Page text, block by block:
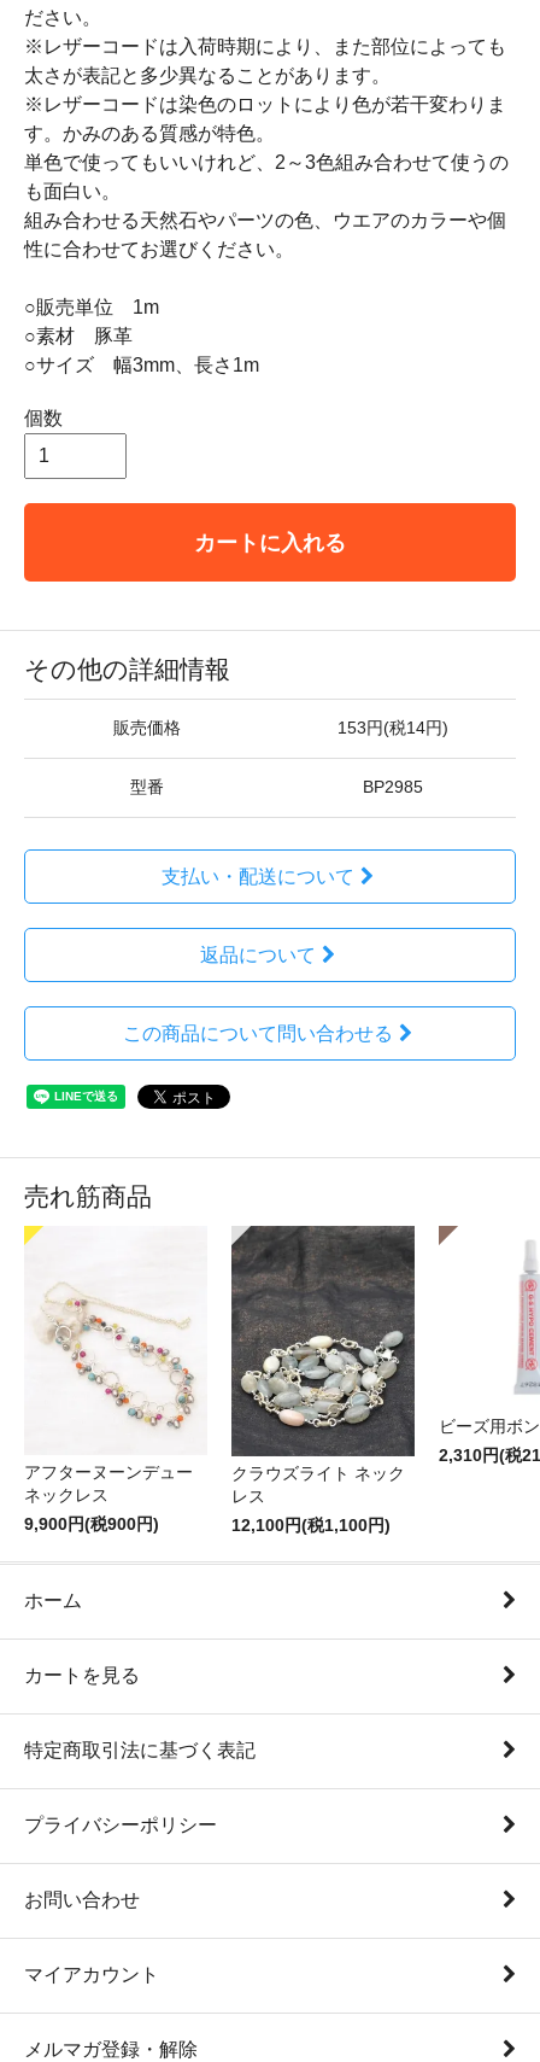
ださい。
※レザーコードは入荷時期により、また部位によっても
太さが表記と多少異なることがあります。
※レザーコードは染色のロットにより色が若干変わりま
す。かみのある質感が特色。
単色で使ってもいいけれど、2～3色組み合わせて使うの
も面白い。
組み合わせる天然石やパーツの色、ウエアのカラーや個
性に合わせてお選びください。
○販売単位 1m
○素材 豚革
○サイズ 幅3mm、長さ1m
個数
カートに入れる
その他の詳細情報
販売価格 153円(税14円)
型番 BP2985
支払い・配送について
返品について
この商品について問い合わせる
売れ筋商品
アフターヌーンデュー
ネックレス
9,900円(税900円)
クラウズライト ネック
レス
12,100円(税1,100円)
ビーズ用ボ
2,310円(税
ホーム
カートを見る
特定商取引法に基づく表記
プライバシーポリシー
お問い合わせ
マイアカウント
メルマガ登録・解除